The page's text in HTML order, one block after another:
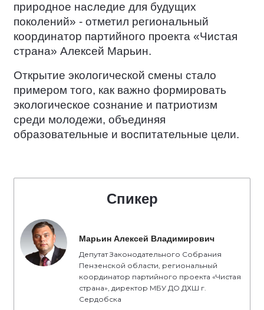
природное наследие для будущих
поколений» - отметил региональный
координатор партийного проекта «Чистая
страна» Алексей Марьин.
Открытие экологической смены стало
примером того, как важно формировать
экологическое сознание и патриотизм
среди молодежи, объединяя
образовательные и воспитательные цели.
Спикер
Марьин Алексей Владимирович
Депутат Законодательного Собрания
Пензенской области, региональный
координатор партийного проекта «Чистая
страна», директор МБУ ДО ДХШ г.
Сердобска